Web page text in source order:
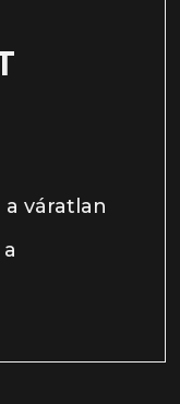
váratlan